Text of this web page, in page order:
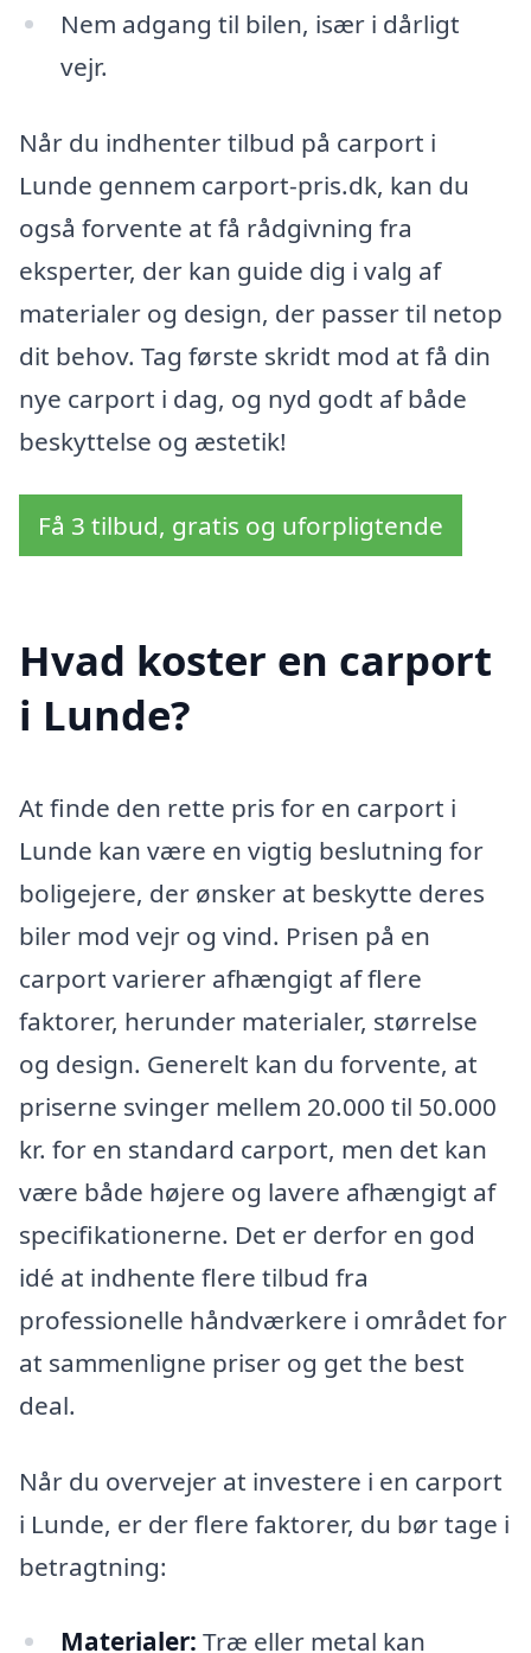
Nem adgang til bilen, især i dårligt
vejr.
Når du indhenter tilbud på carport i
Lunde gennem carport-pris.dk, kan du
også forvente at få rådgivning fra
eksperter, der kan guide dig i valg af
materialer og design, der passer til netop
dit behov. Tag første skridt mod at få din
nye carport i dag, og nyd godt af både
beskyttelse og æstetik!
Få 3 tilbud, gratis og uforpligtende
Hvad koster en carport
i Lunde?
At finde den rette pris for en carport i
Lunde kan være en vigtig beslutning for
boligejere, der ønsker at beskytte deres
biler mod vejr og vind. Prisen på en
carport varierer afhængigt af flere
faktorer, herunder materialer, størrelse
og design. Generelt kan du forvente, at
priserne svinger mellem 20.000 til 50.000
kr. for en standard carport, men det kan
være både højere og lavere afhængigt af
specifikationerne. Det er derfor en god
idé at indhente flere tilbud fra
professionelle håndværkere i området for
at sammenligne priser og get the best
deal.
Når du overvejer at investere i en carport
i Lunde, er der flere faktorer, du bør tage i
betragtning:
Materialer: Træ eller metal kan